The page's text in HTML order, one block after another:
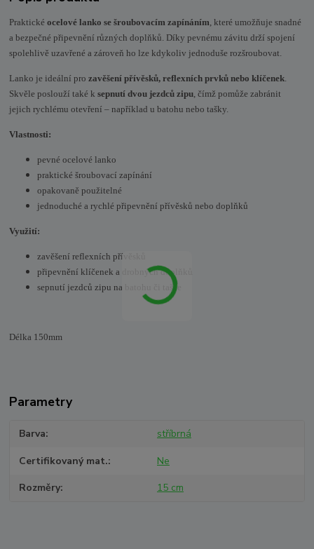
Praktickéocelové lanko se šroubovacím zapínáním, které umožňuje snadné
a bezpečné připevnění různých doplňků. Díky pevnému závitu drží spojení
spolehlivě uzavřené a zároveň ho lze kdykoliv jednoduše rozšroubovat.
Lanko je ideální prozavěšení přívěsků, reflexních prvků nebo klíčenek.
Skvěle poslouží také ksepnutí dvou jezdců zipu, čímž pomůže zabránit
jejich rychlému otevření – například u batohu nebo tašky.
Vlastnosti:
pevné ocelové lanko
praktické šroubovací zapínání
opakovaně použitelné
jednoduché a rychlé připevnění přívěsků nebo doplňků
Využití:
zavěšení reflexních přívěsků
připevnění klíčenek a drobných doplňků
sepnutí jezdců zipu na batohu či tašce
Délka 150mm
Parametry
Barva stříbrná
Certifikovaný mat. Ne
Rozměry 15 cm